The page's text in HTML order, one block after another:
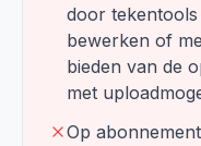
door
bewerken of
bieden van de
met
Op